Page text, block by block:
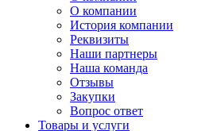
О компании
История компании
Реквизиты
Наши партнеры
Наша команда
Отзывы
Закупки
Вопрос ответ
Товары и услуги